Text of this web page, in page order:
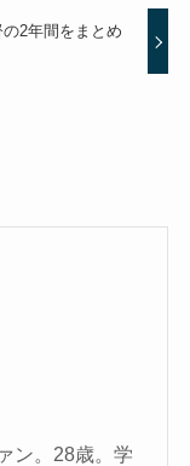
2年間をまとめ
ン。28歳。学